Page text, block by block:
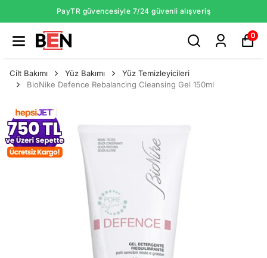
PayTR güvencesiyle 7/24 güvenli alışveriş
0
Cilt Bakımı Yüz Bakımı
Yüz Temizleyicileri
BioNike Defence Rebalancing Cleansing Gel 150ml